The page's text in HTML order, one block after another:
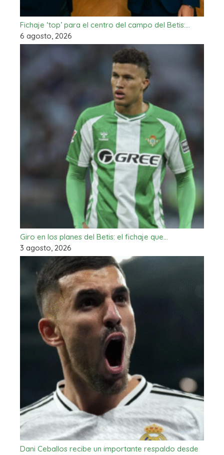
Fichaje ‘top’ para el centro del campo del Betis:…
6 agosto, 2026
Giro en los planes del Betis: el fichaje que…
3 agosto, 2026
Dani Ceballos recibe un importante respaldo desde